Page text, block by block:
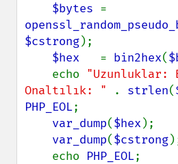
$bytes
$cstrong);
$hex = bin2hex(
    echo
"Uzunluklar:
Onaltılık: "
. strlen(
PHP_EOL;
var_dump($hex );
var_dump($cstrong
    echo
PHP_EOL;